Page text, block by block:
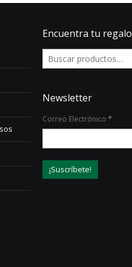
Encuentra tu regalo
Newsletter
Correo Electrónico *